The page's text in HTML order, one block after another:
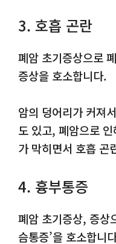
3. 호흡 곤란
폐암 초기증상으로
증상을 호소합니다.
암의 덩어리가 커져
도 있고, 폐암으로
가 막히면서 호흡 곤
4. 흉부통증
폐암 초기증상, 증상
슴통증’을 호소합니